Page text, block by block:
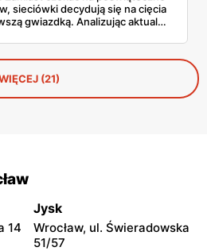
sieciówki decydują się na cięcia
gwiazdką. Analizując aktualne
sięgającymi głębokich
doskonały moment, by
lub wymienić wysłużony
tym domowego budżetu tuż
(21)
14
Jysk
Wrocław, ul. Świeradowska
51/57